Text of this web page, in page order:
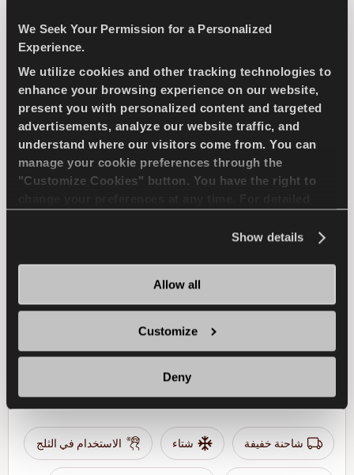
We Seek Your Permission for a Personalized
Experience.
We utilize cookies and other tracking technologies to
enhance your browsing experience on our website,
present you with personalized content and targeted
advertisements, analyze our website traffic, and
understand where our visitors come from. You can
manage your cookie preferences through the
"Customize Cookies" button. You have the right to
Show details
Allow all
Customize
Deny
الاستخدام في الثلج
الكبح على الثلج الاستخدام في المناخ الرطب
الكبح في المناخ الرطب
ابحث عن وكيل
WINTUS 2
شريك أعمال موثوق - كفاءة عالية في المركبات التجارية
شاحنة خفيفة شتاء الاستخدام في الثلج